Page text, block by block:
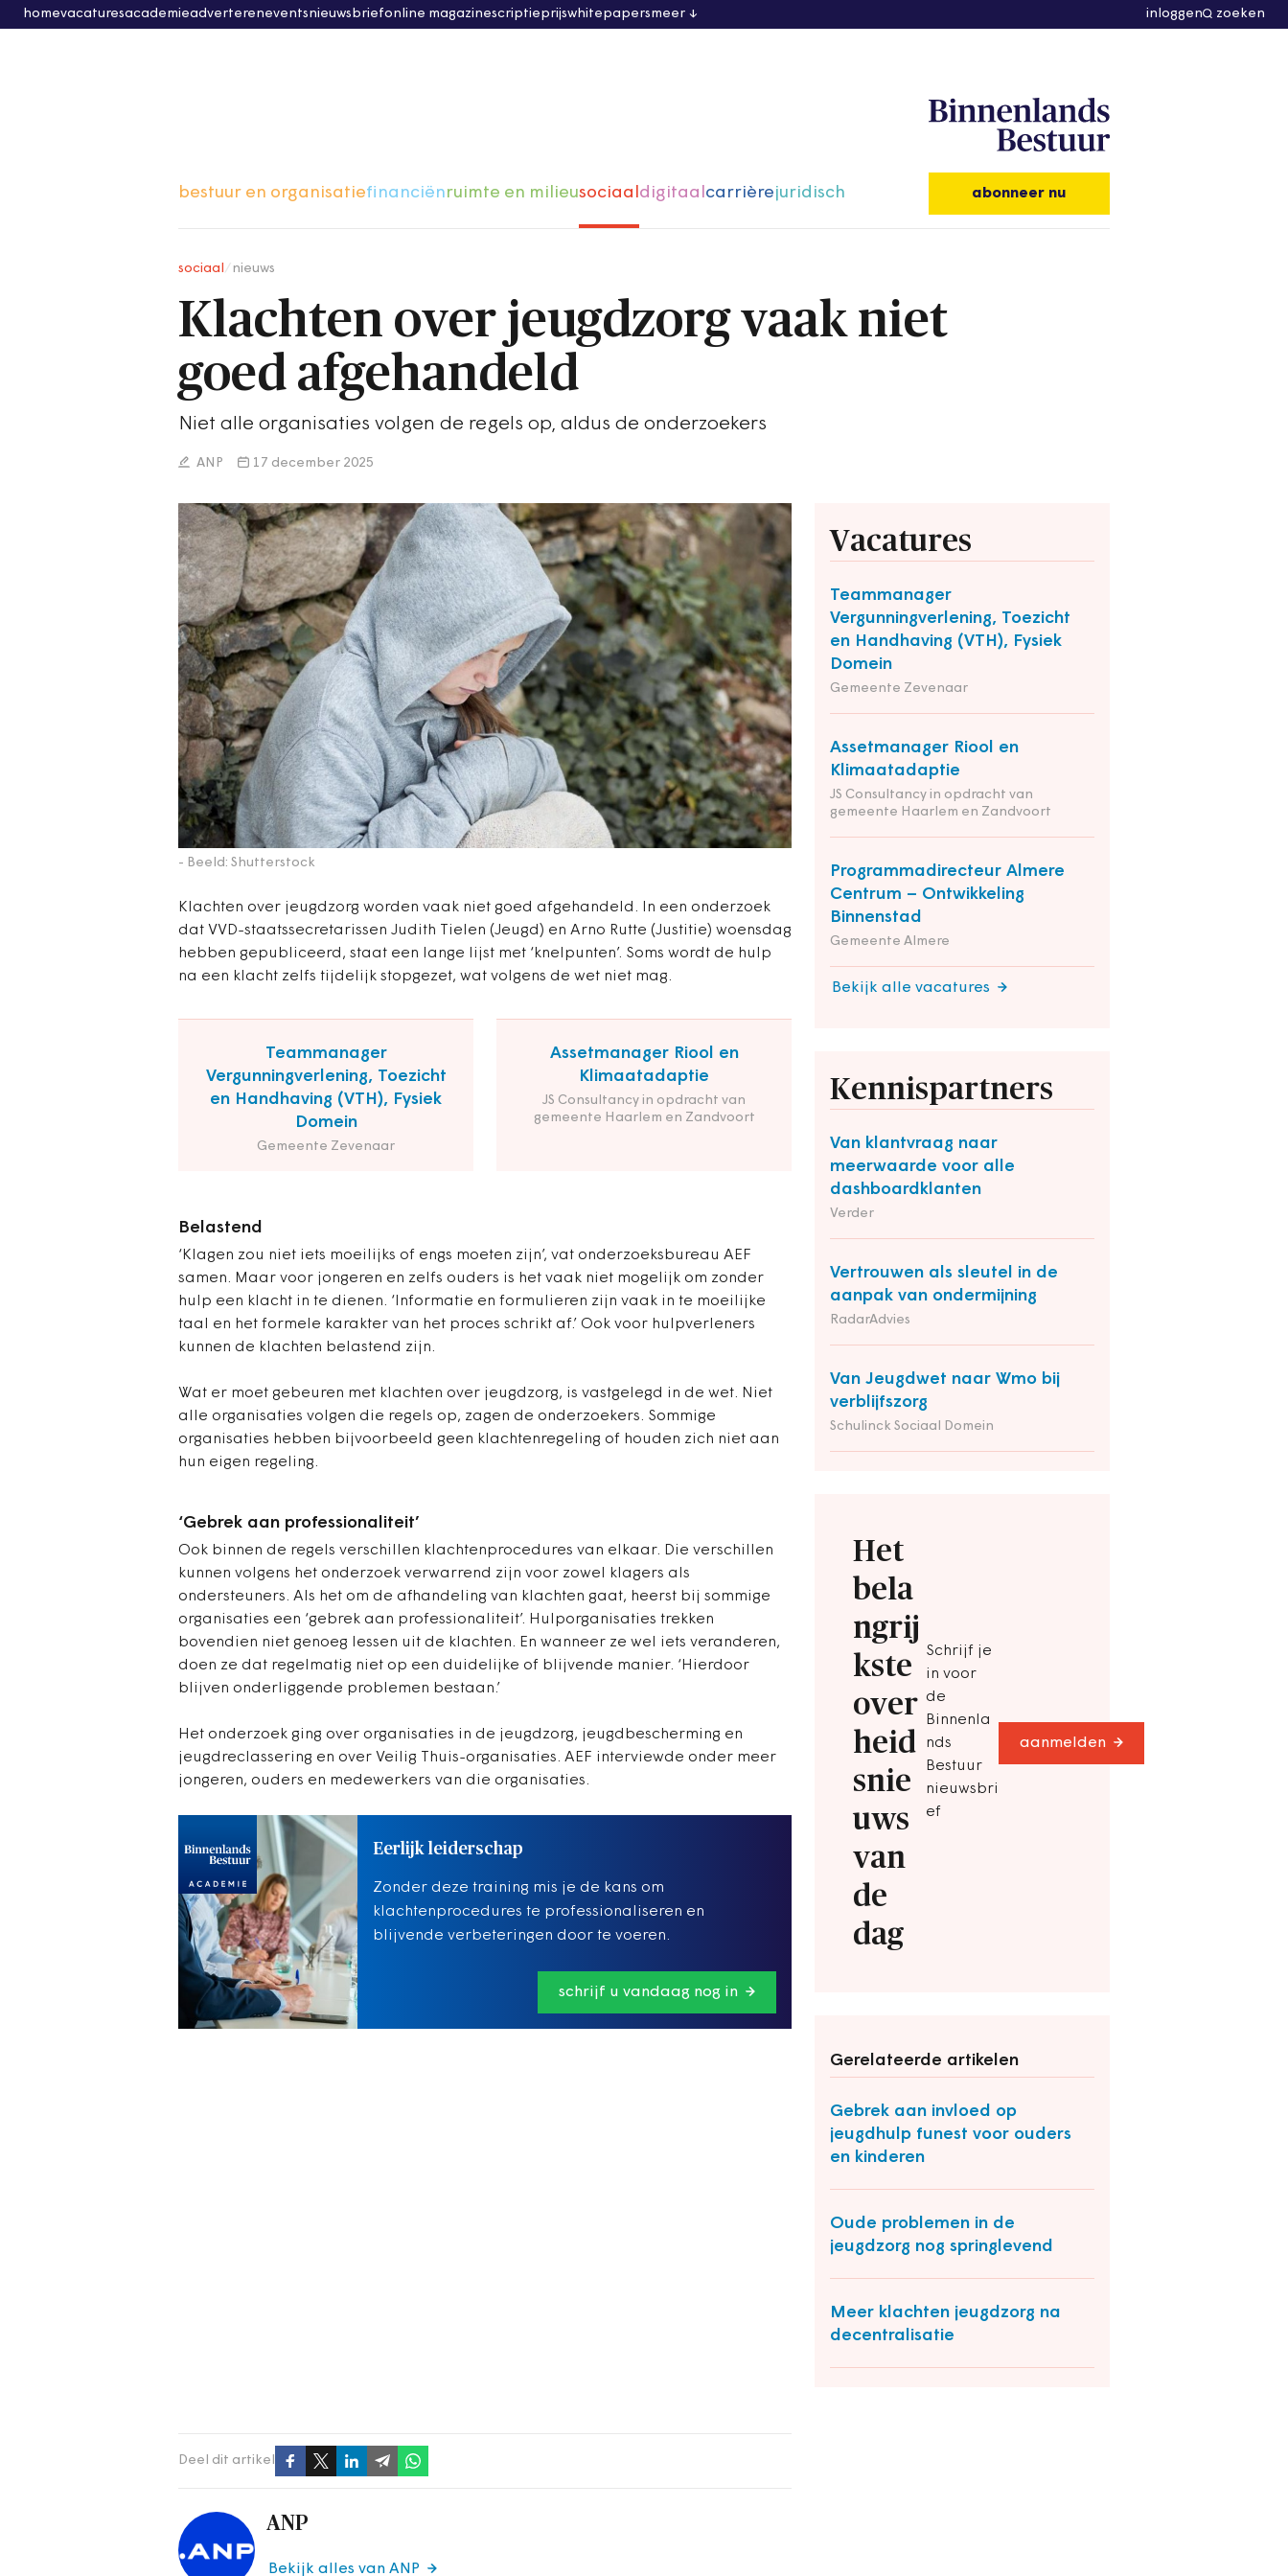
homevacaturesacademieadvertereneventsnieuwsbriefonline magazinescriptieprijswhitepapersmeer inloggen zoeken
bestuur en organisatiefinanciënruimte en milieusociaaldigitaalcarrièrejuridisch abonneer nu
sociaal nieuws
Klachten over jeugdzorg vaak niet
goed afgehandeld
Niet alle organisaties volgen de regels op, aldus de onderzoekers
ANP 17 december 2025
- Beeld: Shutterstock
Klachten over jeugdzorg worden vaak niet goed afgehandeld. In een onderzoek
dat VVD-staatssecretarissen Judith Tielen (Jeugd) en Arno Rutte (Justitie) woensdag
hebben gepubliceerd, staat een lange lijst met ‘knelpunten’. Soms wordt de hulp
na een klacht zelfs tijdelijk stopgezet, wat volgens de wet niet mag.
Teammanager
Vergunningverlening, Toezicht
en Handhaving (VTH), Fysiek
Domein
Gemeente Zevenaar
Assetmanager Riool en
Klimaatadaptie
JS Consultancy in opdracht van
gemeente Haarlem en Zandvoort
Belastend
‘Klagen zou niet iets moeilijks of engs moeten zijn’, vat onderzoeksbureau AEF
samen. Maar voor jongeren en zelfs ouders is het vaak niet mogelijk om zonder
hulp een klacht in te dienen. ‘Informatie en formulieren zijn vaak in te moeilijke
taal en het formele karakter van het proces schrikt af.’ Ook voor hulpverleners
kunnen de klachten belastend zijn.
Vacatures
Teammanager
Vergunningverlening, Toezicht
en Handhaving (VTH), Fysiek
Domein
Gemeente Zevenaar
Assetmanager Riool en
Klimaatadaptie
JS Consultancy in opdracht van
gemeente Haarlem en Zandvoort
Programmadirecteur Almere
Centrum – Ontwikkeling
Binnenstad
Gemeente Almere
Bekijk alle vacatures
Kennispartners
Van klantvraag naar
meerwaarde voor alle
dashboardklanten
Verder
Vertrouwen als sleutel in de
aanpak van ondermijning
RadarAdvies
Van Jeugdwet naar Wmo bij
verblijfszorg
Schulinck Sociaal Domein
Het
bela
ngrij
kste
over
heid
snie
uws
van
de
dag
Schrijf je
in voor
de
Binnenla
nds
Bestuur
nieuwsbri
ef
aanmelden
Gerelateerde artikelen
Gebrek aan invloed op
jeugdhulp funest voor ouders
en kinderen
Oude problemen in de
jeugdzorg nog springlevend
Meer klachten jeugdzorg na
decentralisatie
Wat er moet gebeuren met klachten over jeugdzorg, is vastgelegd in de wet. Niet
alle organisaties volgen die regels op, zagen de onderzoekers. Sommige
organisaties hebben bijvoorbeeld geen klachtenregeling of houden zich niet aan
hun eigen regeling.
‘Gebrek aan professionaliteit’
Ook binnen de regels verschillen klachtenprocedures van elkaar. Die verschillen
kunnen volgens het onderzoek verwarrend zijn voor zowel klagers als
ondersteuners. Als het om de afhandeling van klachten gaat, heerst bij sommige
organisaties een ‘gebrek aan professionaliteit’. Hulporganisaties trekken
bovendien niet genoeg lessen uit de klachten. En wanneer ze wel iets veranderen,
doen ze dat regelmatig niet op een duidelijke of blijvende manier. ‘Hierdoor
blijven onderliggende problemen bestaan.’
Het onderzoek ging over organisaties in de jeugdzorg, jeugdbescherming en
jeugdreclassering en over Veilig Thuis-organisaties. AEF interviewde onder meer
jongeren, ouders en medewerkers van die organisaties.
Eerlijk leiderschap
Zonder deze training mis je de kans om
klachtenprocedures te professionaliseren en
blijvende verbeteringen door te voeren.
schrijf u vandaag nog in
Deel dit artikel
ANP
Bekijk alles van ANP